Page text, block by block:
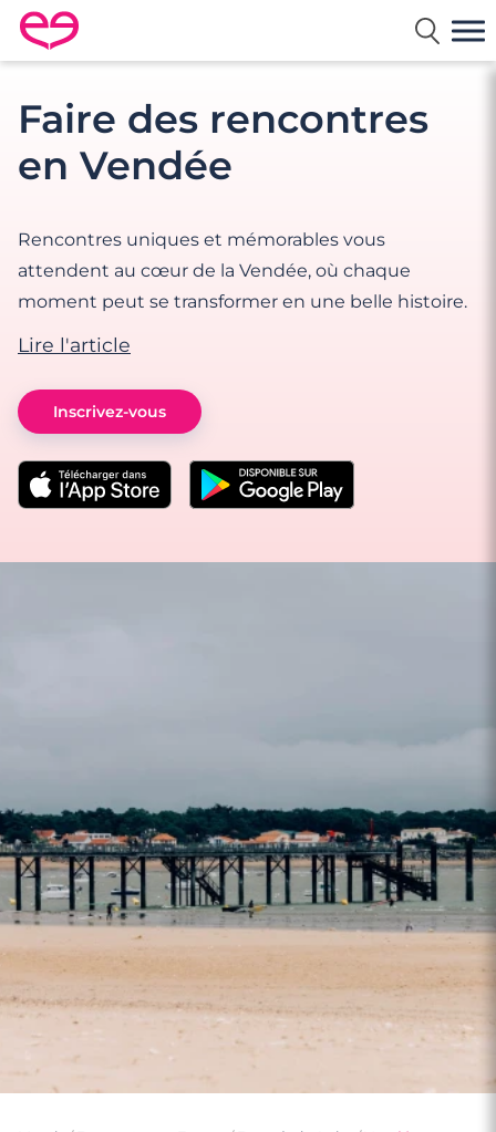
Rencontre en France avec Meetic
Faire des rencontres
en Vendée
Rencontres uniques et mémorables vous
attendent au cœur de la Vendée, où chaque
moment peut se transformer en une belle histoire.
Lire l'article
Inscrivez-vous